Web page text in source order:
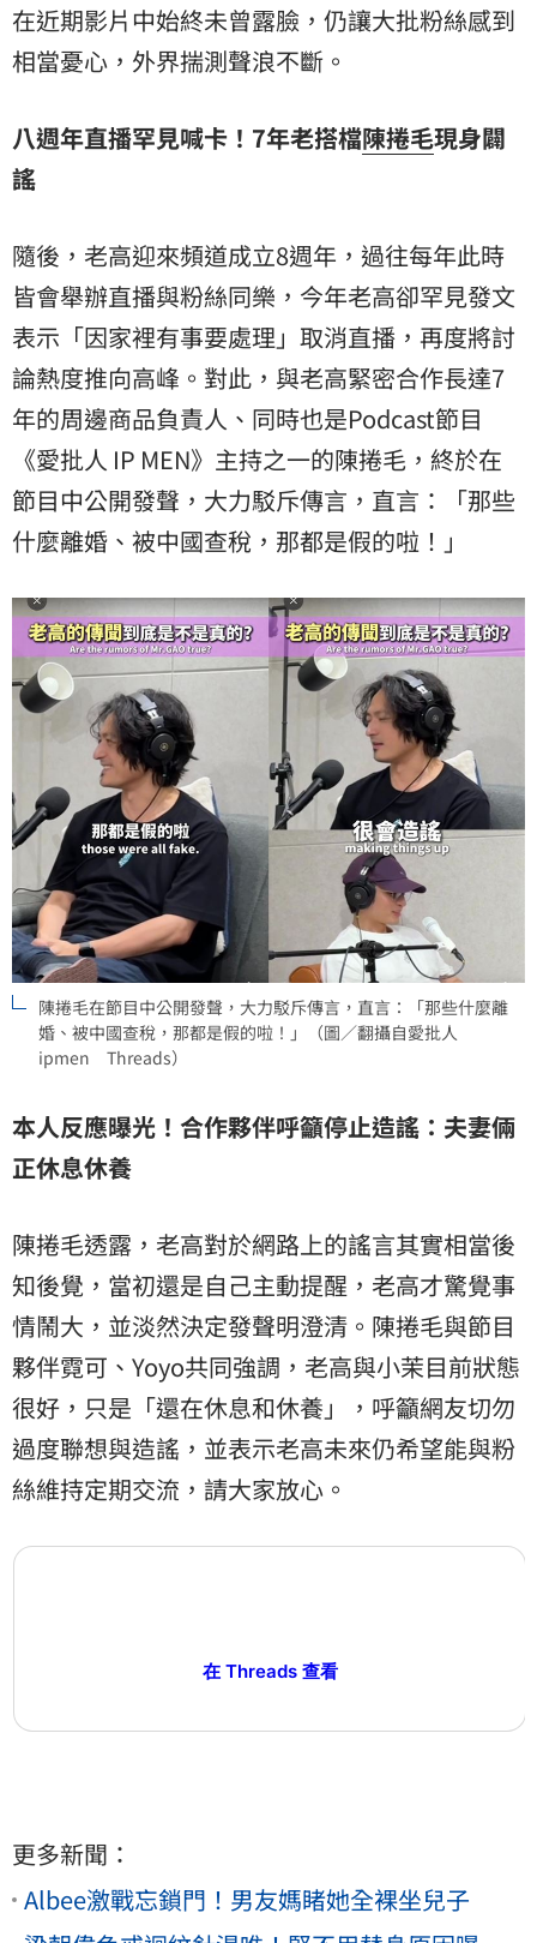
在近期影片中始終未曾露臉，仍讓大批粉絲感到
相當憂心，外界揣測聲浪不斷。
八週年直播罕見喊卡！7年老搭檔陳捲毛現身闢
謠
隨後，老高迎來頻道成立8週年，過往每年此時
皆會舉辦直播與粉絲同樂，今年老高卻罕見發文
表示「因家裡有事要處理」取消直播，再度將討
論熱度推向高峰。對此，與老高緊密合作長達7
年的周邊商品負責人、同時也是Podcast節目
《愛批人 IP MEN》主持之一的陳捲毛，終於在
節目中公開發聲，大力駁斥傳言，直言：「那些
什麼離婚、被中國查稅，那都是假的啦！」
陳捲毛在節目中公開發聲，大力駁斥傳言，直言：「那些什麼離
婚、被中國查稅，那都是假的啦！」（圖／翻攝自愛批人
ipmen Threads）
本人反應曝光！合作夥伴呼籲停止造謠：夫妻倆
正休息休養
陳捲毛透露，老高對於網路上的謠言其實相當後
知後覺，當初還是自己主動提醒，老高才驚覺事
情鬧大，並淡然決定發聲明澄清。陳捲毛與節目
夥伴霓可、Yoyo共同強調，老高與小茉目前狀態
很好，只是「還在休息和休養」，呼籲網友切勿
過度聯想與造謠，並表示老高未來仍希望能與粉
絲維持定期交流，請大家放心。
在 Threads 查看
更多新聞：
Albee激戰忘鎖門！男友媽睹她全裸坐兒子